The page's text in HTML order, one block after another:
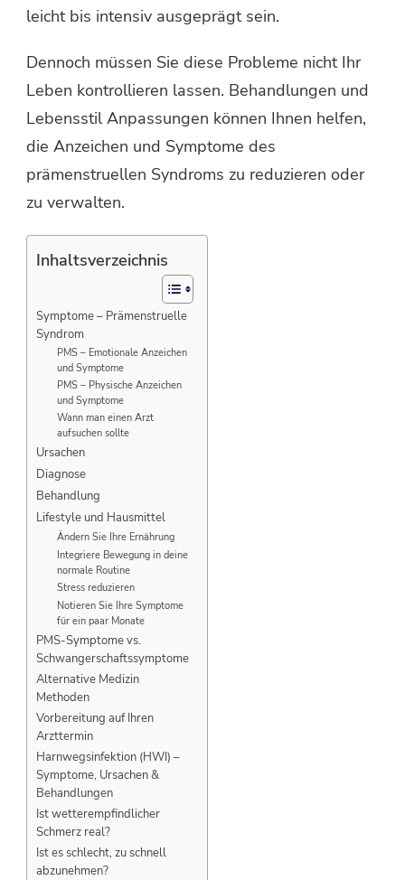
leicht bis intensiv ausgeprägt sein.
Dennoch müssen Sie diese Probleme nicht Ihr
Leben kontrollieren lassen. Behandlungen und
Lebensstil Anpassungen können Ihnen helfen,
die Anzeichen und Symptome des
prämenstruellen Syndroms zu reduzieren oder
zu verwalten.
Inhaltsverzeichnis
Symptome – Prämenstruelle
Syndrom
PMS – Emotionale Anzeichen
und Symptome
PMS – Physische Anzeichen
und Symptome
Wann man einen Arzt
aufsuchen sollte
Ursachen
Diagnose
Behandlung
Lifestyle und Hausmittel
Ändern Sie Ihre Ernährung
Integriere Bewegung in deine
normale Routine
Stress reduzieren
Notieren Sie Ihre Symptome
für ein paar Monate
PMS-Symptome vs.
Schwangerschaftssymptome
Alternative Medizin
Methoden
Vorbereitung auf Ihren
Arzttermin
Harnwegsinfektion (HWI) –
Symptome, Ursachen &
Behandlungen
Ist wetterempfindlicher
Schmerz real?
Ist es schlecht, zu schnell
abzunehmen?